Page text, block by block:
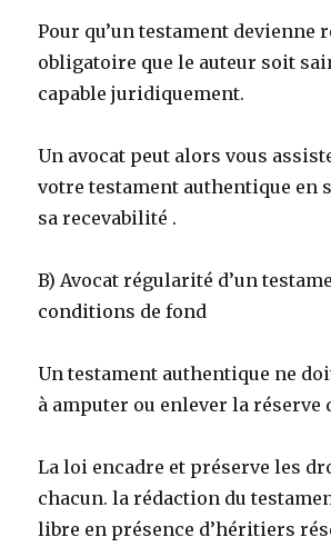
Pour qu’un testament devienne
obligatoire que le auteur soit
capable juridiquement.
Un avocat peut alors vous
votre testament authentique en
sa recevabilité .
B) Avocat régularité d’un
conditions de fond
Un testament authentique ne
à amputer ou enlever la réserve
La loi encadre et préserve les
chacun. la rédaction du
libre en présence d’héritiers